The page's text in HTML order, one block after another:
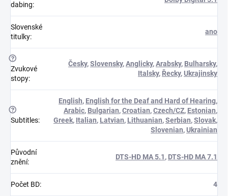
dabing:
Slovenské
titulky:
ano
?
Zvukové
stopy:
Česky,Slovensky,Anglicky,Arabsky, Bulharsky,
Italsky, Řecky,Ukrajinsky
?
Subtitles:
English, English for the Deaf and Hard of Hearing,
Arabic, Bulgarian,Croatian,Czech/CZ, Estonian,
Greek, Italian, Latvian, Lithuanian,Serbian,Slovak,
Slovenian,Ukrainian
Původní
znění:
DTS-HD MA 5.1, DTS-HD MA 7.1
Počet BD: 4